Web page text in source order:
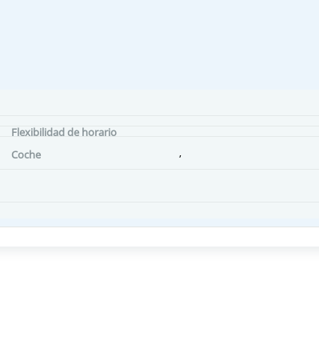
Flexibilidad de horario
Coche ,